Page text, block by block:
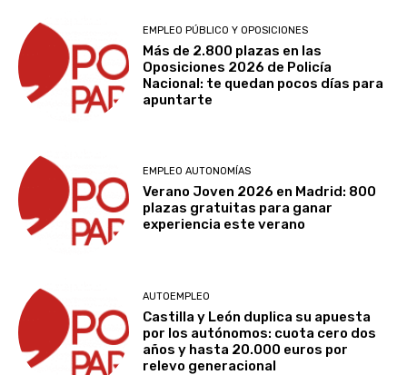
EMPLEO PÚBLICO Y OPOSICIONES
Más de 2.800 plazas en las
Oposiciones 2026 de Policía
Nacional: te quedan pocos días para
apuntarte
EMPLEO AUTONOMÍAS
Verano Joven 2026 en Madrid: 800
plazas gratuitas para ganar
experiencia este verano
AUTOEMPLEO
Castilla y León duplica su apuesta
por los autónomos: cuota cero dos
años y hasta 20.000 euros por
relevo generacional